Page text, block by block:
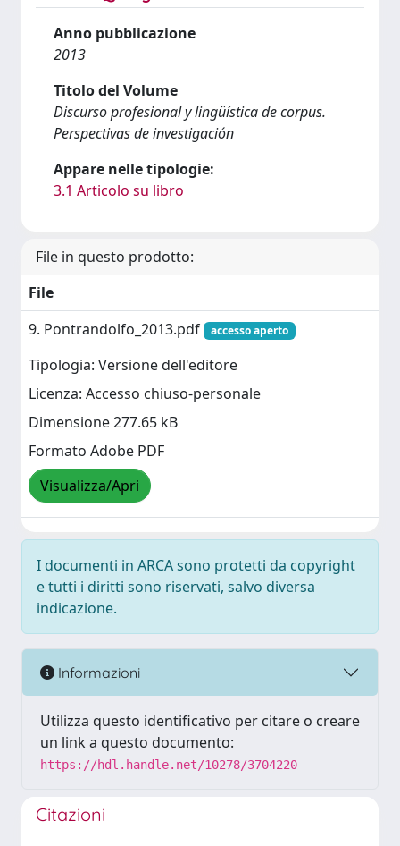
Anno pubblicazione
2013
Titolo del Volume
Discurso profesional y lingüística de corpus.
Perspectivas de investigación
Appare nelle tipologie:
3.1 Articolo su libro
File in questo prodotto:
File
9. Pontrandolfo_2013.pdf
accesso aperto
Tipologia: Versione dell'editore
Licenza: Accesso chiuso-personale
Dimensione 277.65 kB
Formato Adobe PDF
Visualizza/Apri
I documenti in ARCA sono protetti da copyright
e tutti i diritti sono riservati, salvo diversa
indicazione.
Informazioni
Utilizza questo identificativo per citare o creare
un link a questo documento:
https://hdl.handle.net/10278/3704220
Citazioni